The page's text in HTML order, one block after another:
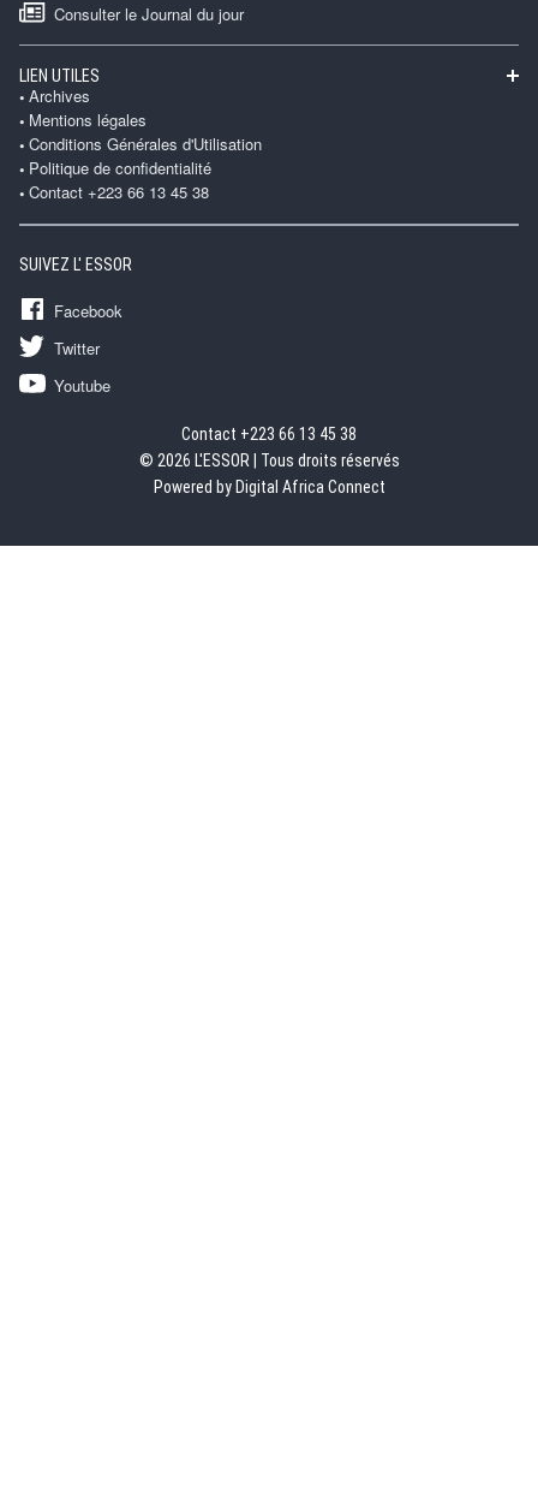
Consulter le Journal du jour
LIEN UTILES
Archives
Mentions légales
Conditions Générales d'Utilisation
Politique de confidentialité
Contact +223 66 13 45 38
SUIVEZ L' ESSOR
Facebook
Twitter
Youtube
Contact +223 66 13 45 38
© 2026 L'ESSOR | Tous droits réservés
Powered by Digital Africa Connect